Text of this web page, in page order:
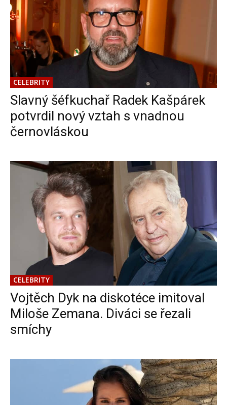
CELEBRITY
Slavný šéfkuchař Radek Kašpárek
potvrdil nový vztah s vnadnou
černovláskou
CELEBRITY
Vojtěch Dyk na diskotéce imitoval
Miloše Zemana. Diváci se řezali
smíchy